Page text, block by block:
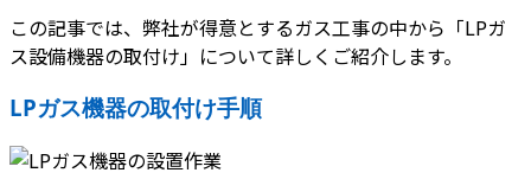
この記事では、弊社が得意とするガス工事の中から「LPガ
ス設備機器の取付け」について詳しくご紹介します。
LPガス機器の取付け手順